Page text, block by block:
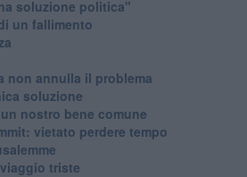
soluzione politica"
un fallimento
non annulla il problema
soluzione
nostro bene comune
vietato perdere tempo
triste